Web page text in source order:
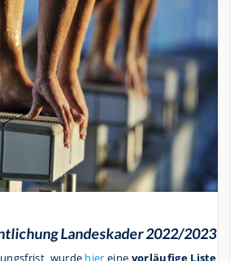
Landeskader 2022/2023
wurde hier eine vorläufige Liste